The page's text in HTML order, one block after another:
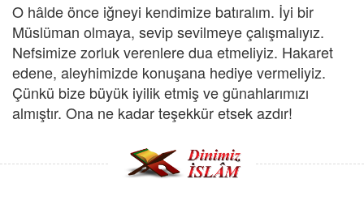
O hâlde önce iğneyi kendimize batıralım. İyi bir
Müslüman olmaya, sevip sevilmeye çalışmalıyız.
Nefsimize zorluk verenlere dua etmeliyiz. Hakaret
edene, aleyhimizde konuşana hediye vermeliyiz.
Çünkü bize büyük iyilik etmiş ve günahlarımızı
almıştır. Ona ne kadar teşekkür etsek azdır!